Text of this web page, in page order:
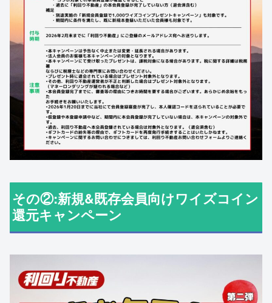
その②:新規&既存会員向けワイズコイン
還元キャンペーン